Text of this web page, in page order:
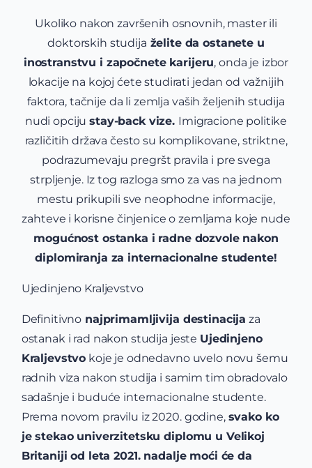
Ukoliko nakon završenih osnovnih, master ili
doktorskih studija želite da ostanete u
inostranstvu i započnete karijeru, onda je izbor
lokacije na kojoj ćete studirati jedan od važnijih
faktora, tačnije da li zemlja vaših željenih studija
nudi opcijustay-back vize. Imigracione politike
različitih država često su komplikovane, striktne,
podrazumevaju pregršt pravila i pre svega
strpljenje. Iz tog razloga smo za vas na jednom
mestu prikupili sve neophodne informacije,
zahteve i korisne činjenice o zemljama koje nude
mogućnost ostanka i radne dozvole nakon
diplomiranja za internacionalne studente!
Ujedinjeno Kraljevstvo
Definitivno najprimamljivija destinacija za
ostanak i rad nakon studija jeste Ujedinjeno
Kraljevstvo koje je odnedavno uvelo novu šemu
radnih viza nakon studija i samim tim obradovalo
sadašnje i buduće internacionalne studente.
Prema novom pravilu iz 2020. godine, svako ko
je stekao univerzitetsku diplomu u Velikoj
Britaniji od leta 2021. nadalje moći će da